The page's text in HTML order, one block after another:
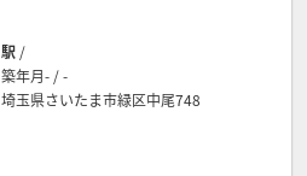
駅 /
築年月- / -
埼玉県さいたま市緑区中尾748